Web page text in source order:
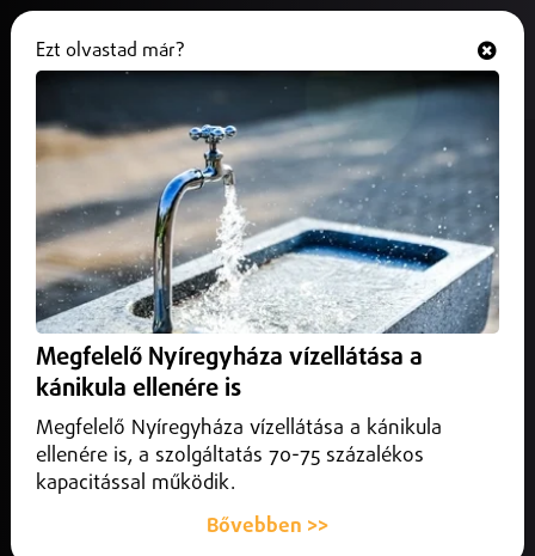
Hosszú hónapokra megváltozik a
közlekedés Szepesen
2026. május 19.Debrecen
A munkálatok első üteme május 20-tól szeptember 20-ig
hálózatot, emellett teljesen megújul a Sárga dűlő és a
Vértesi út is.
Ezt olvastad már?
Megfelelő Nyíregyháza vízellátása a
kánikula ellenére is
Megfelelő Nyíregyháza vízellátása a kánikula
ellenére is, a szolgáltatás 70-75 százalékos
kapacitással működik.
Bővebben >>